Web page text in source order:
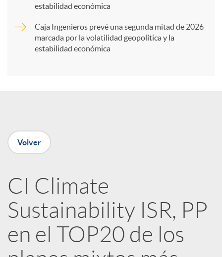
n
e
d
estabilidad económica
Caja Ingenieros prevé una segunda mitad de 2026
marcada por la volatilidad geopolítica y la
estabilidad económica
Volver
CI Climate
Sustainability ISR, PP
en el TOP20 de los